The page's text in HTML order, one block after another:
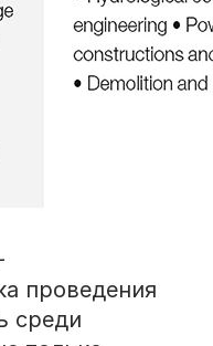
проведения
среди